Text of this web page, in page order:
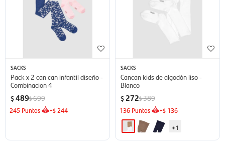
SACKS
Pack x 2 can can infantil diseño -
Combinacion 4
$489$699
245 Puntos +$ 244
SACKS
Cancan kids de algodón liso -
Blanco
$ 272$389
136 Puntos +$ 136
+1